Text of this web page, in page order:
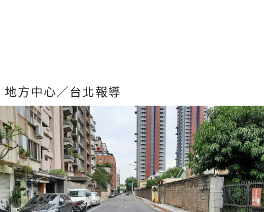
地方中心／台北報導